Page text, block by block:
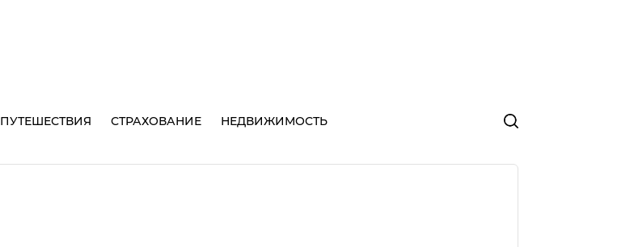
ПУТЕШЕСТВИЯ СТРАХОВАНИЕ НЕДВИЖИМОСТЬ